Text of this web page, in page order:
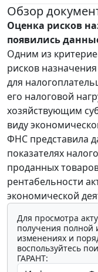
Обзор
Оценка рисков
появились
Одним из
рисков
для
его налоговой
хозяйствующим
виду
ФНС представила
показателях
проданных
рентабельности
экономической
Для просмотра
получения полной
изменениях и
воспользуйтесь
ГАРАНТ: